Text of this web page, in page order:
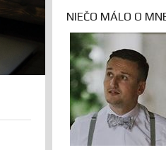
NIEČO MÁLO O